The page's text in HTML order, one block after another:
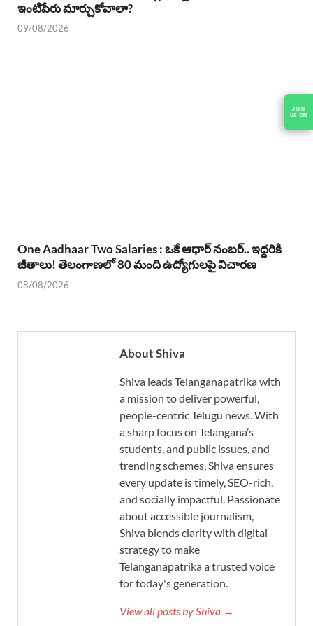
JOIN
ఇంటిపేరు మార్చుకోవాలా?
09/08/2026
One Aadhaar Two Salaries : ఒకే ఆధార్ నంబర్.. ఇద్దరికి
జీతాలు! తెలంగాణలో 80 మంది ఉద్యోగులపై విచారణ
08/08/2026
About Shiva
Shiva leads Telanganapatrika with
a mission to deliver powerful,
people-centric Telugu news. With
a sharp focus on Telangana’s
students, and public issues, and
trending schemes, Shiva ensures
every update is timely, SEO-rich,
and socially impactful. Passionate
about accessible journalism,
Shiva blends clarity with digital
strategy to make
Telanganapatrika a trusted voice
for today's generation.
View all posts by Shiva →